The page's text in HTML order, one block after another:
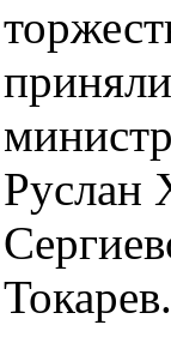
Руслан
Токарев.